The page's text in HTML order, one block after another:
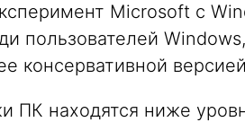
Microsoft с
пользователей
консервативной
ПК находятся ниже